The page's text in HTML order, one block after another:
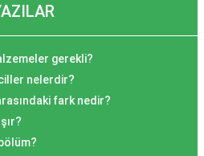
gerekli?
nelerdir?
fark nedir?